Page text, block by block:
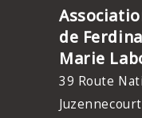
de
Marie
39 Route
Juzennecourt